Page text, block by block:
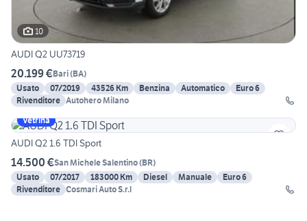
10
AUDI Q2 UU73719
20.199 €Bari(BA)
Usato
07/2019 43526 Km Benzina Automatico
Euro 6
Rivenditore Autohero Milano
Vetrina
AUDI Q2 1.6 TDI Sport
14.500 €San Michele Salentino(BR)
Usato
07/2017 183000 Km Diesel Manuale
Euro 6
Rivenditore Cosmari Auto S.r.l